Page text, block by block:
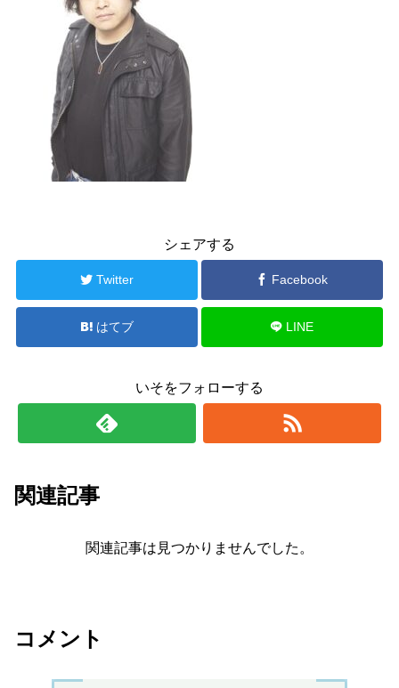
シェアする
Twitter Facebook
はてブ LINE
いそをフォローする
関連記事
関連記事は見つかりませんでした。
コメント